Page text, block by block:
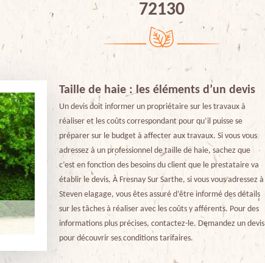
72130
Taille de haie : les éléments d’un devis
Un devis doit informer un propriétaire sur les travaux à
réaliser et les coûts correspondant pour qu’il puisse se
préparer sur le budget à affecter aux travaux. Si vous vous
adressez à un professionnel de taille de haie, sachez que
c’est en fonction des besoins du client que le prestataire va
établir le devis. À Fresnay Sur Sarthe, si vous vous adressez à
Steven elagage, vous êtes assuré d’être informé des détails
sur les tâches à réaliser avec les coûts y afférents. Pour des
informations plus précises, contactez-le. Demandez un devis
pour découvrir ses conditions tarifaires.